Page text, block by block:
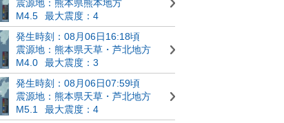
震源地：熊本県熊本地方
M4.5
最大震度：4
発生時刻：08月06日16:18頃
震源地：熊本県天草・芦北地方
M4.0
最大震度：3
発生時刻：08月06日07:59頃
震源地：熊本県天草・芦北地方
M5.1
最大震度：4